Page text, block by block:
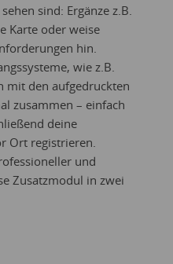
sind: Ergänze z.B.
Karte oder weise
hin.
wie z.B.
mit den aufgedruckten
zusammen – einfach
deine
Ort registrieren.
und
Zusatzmodul in zwei